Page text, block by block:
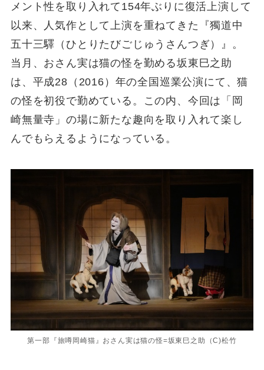
メント性を取り入れて154年ぶりに復活上演して
以来、人気作として上演を重ねてきた『獨道中
五十三驛（ひとりたびごじゅうさんつぎ）』。
当月、おさん実は猫の怪を勤める坂東巳之助
は、平成28（2016）年の全国巡業公演にて、猫
の怪を初役で勤めている。この内、今回は「岡
崎無量寺」の場に新たな趣向を取り入れて楽し
んでもらえるようになっている。
第一部『旅噂岡崎猫』おさん実は猫の怪=坂東巳之助（C)松竹